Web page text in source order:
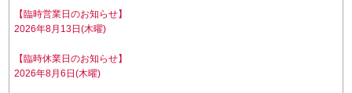
【臨時営業日のお知らせ】
2026年8月13日(木曜)
【臨時休業日のお知らせ】
2026年8月6日(木曜)